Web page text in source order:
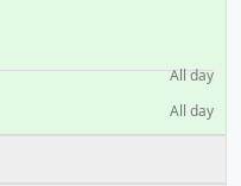
All day
All day